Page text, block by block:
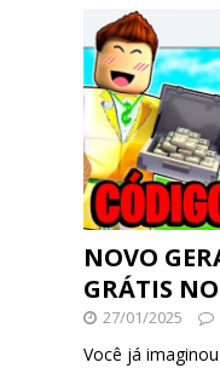
NOVO
GRÁTIS
27/01/2025
Você já